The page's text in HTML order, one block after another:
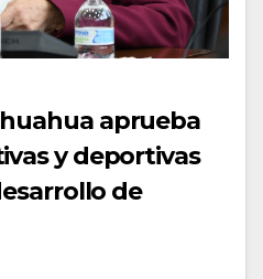
aprueba
y deportivas
de